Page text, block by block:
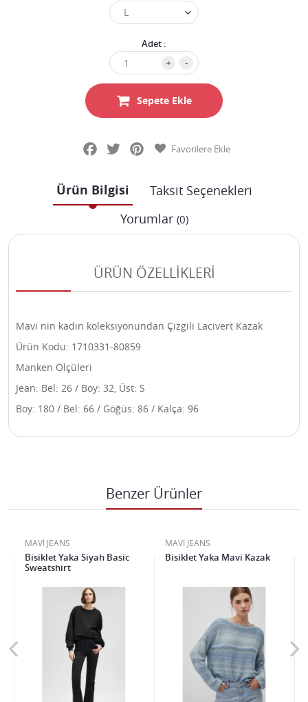
Adet :
+ -
Sepete Ekle
FacebookTwitterPinterestFavorilere Ekle
Ürün Bilgisi
Taksit Seçenekleri
Yorumlar (0)
ÜRÜN ÖZELLİKLERİ
Mavi nin kadın koleksiyonundan Çizgili Lacivert Kazak
Ürün Kodu: 1710331-80859
Manken Ölçüleri
Jean: Bel: 26 / Boy: 32, Üst: S
Boy: 180 / Bel: 66 / Göğüs: 86 / Kalça: 96
Benzer Ürünler
MAVİ JEANS
Bisiklet Yaka Siyah Basic
Sweatshirt
MAVİ JEANS
Bisiklet Yaka Mavi Kazak